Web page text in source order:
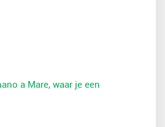
a Mare, waar je een